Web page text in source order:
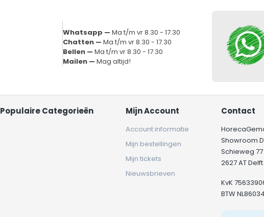
Whatsapp —Ma t/m vr 8.30 - 17.30
Chatten —Ma t/m vr 8.30 - 17.30
Bellen —Ma t/m vr 8.30 - 17.30
Mailen —Mag altijd!
Populaire Categorieën Mijn Account
Account informatie
Mijn bestellingen
Mijn tickets
Nieuwsbrieven
Contact
Showroom
Schieweg 77
2627 AT Delft
KvK
BTW